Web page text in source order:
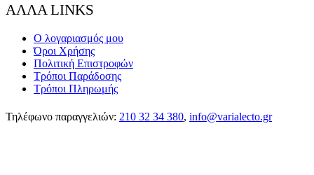
ΑΛΛΑ LINKS
Ο λογαριασμός μου
Όροι Χρήσης
Πολιτική Επιστροφών
Τρόποι Παράδοσης
Τρόποι Πληρωμής
Τηλέφωνο παραγγελιών: 210 32 34 380, info@varialecto.gr